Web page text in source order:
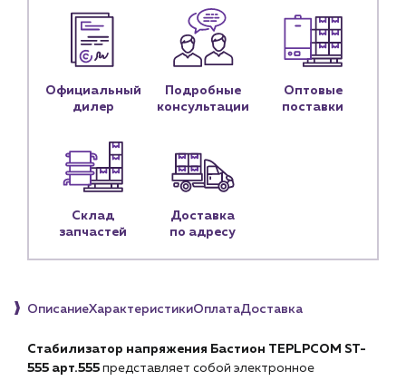
Личный кабинет
Контакты
Контактные данные
Наши партнёры
+7 (918) 070-19-79
Пн – пт: 9:00 – 18:00
Официальный
дилер
Подробные
консультации
Оптовые
поставки
Склад
запчастей
Доставка
по адресу
ОписаниеХарактеристикиОплатаДоставка
Стабилизатор напряжения Бастион TEPLPCOM ST-
555 арт.555 представляет собой электронное